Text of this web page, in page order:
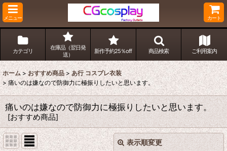
メニュー カート
カテゴリ
在庫品（翌日発
送）
新作予約25％off 商品検索 ご利用案内
ホーム > おすすめ商品 > あ行 コスプレ衣装
> 痛いのは嫌なので防御力に極振りしたいと思います。
痛いのは嫌なので防御力に極振りしたいと思います。
[おすすめ商品]
表示順変更 閉じる